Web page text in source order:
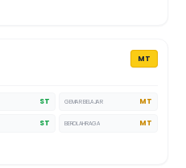
MT
ST GEMAR BELAJAR MT
ST BEROLAHRAGA MT